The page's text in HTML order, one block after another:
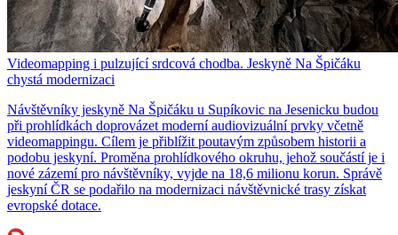
Videomapping i pulzující srdcová chodba. Jeskyně Na Špičáku
chystá modernizaci
Návštěvníky jeskyně Na Špičáku u Supíkovic na Jesenicku budou
při prohlídkách doprovázet moderní audiovizuální prvky včetně
videomappingu. Cílem je přiblížit poutavým způsobem historii a
podobu jeskyní. Proměna prohlídkového okruhu, jehož součástí je i
nové zázemí pro návštěvníky, vyjde na 18,6 milionu korun. Správě
jeskyní ČR se podařilo na modernizaci návštěvnické trasy získat
evropské dotace.